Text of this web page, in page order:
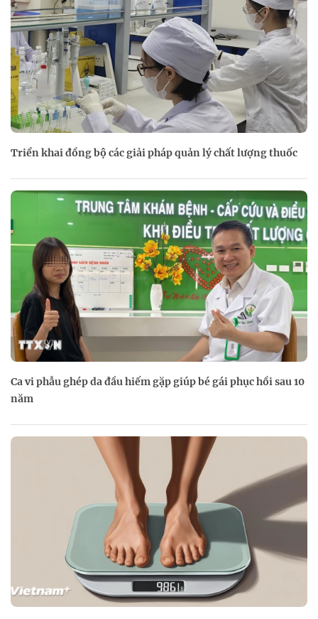
Triển khai đồng bộ các giải pháp quản lý chất lượng thuốc
Ca vi phẫu ghép da đầu hiếm gặp giúp bé gái phục hồi sau 10
năm